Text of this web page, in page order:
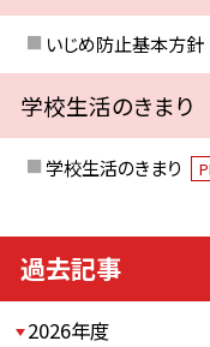
いじめ防止基本方針
学校生活のきまり
学校生活のきまり
過去記事
2026年度